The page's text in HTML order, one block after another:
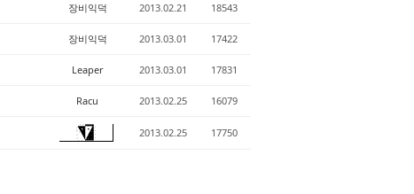
장비익덕 2013.02.21 18543
장비익덕 2013.03.01 17422
Leaper 2013.03.01 17831
Racu 2013.02.25 16079
2013.02.25 17750